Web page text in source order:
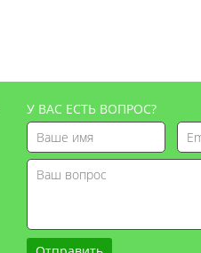
У ВАС ЕСТЬ ВОПРОС?